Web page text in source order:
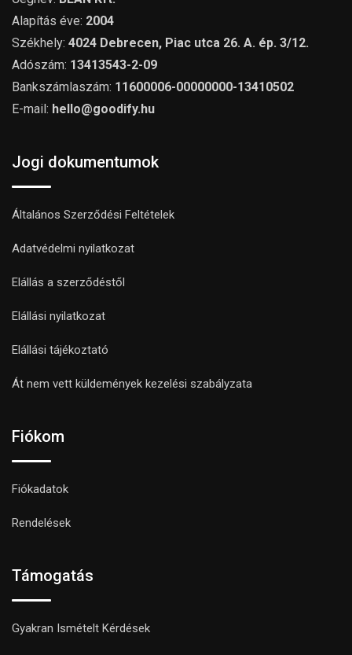
Alapítás éve: 2004
Székhely: 4024 Debrecen, Piac utca 26. A. ép. 3/12.
Adószám: 13413543-2-09
Bankszámlaszám: 11600006-00000000-13410502
E-mail: hello@goodify.hu
Jogi dokumentumok
Általános Szerződési Feltételek
Adatvédelmi nyilatkozat
Elállás a szerződéstől
Elállási nyilatkozat
Elállási tájékoztató
Át nem vett küldemények kezelési szabályzata
Fiókom
Fiókadatok
Rendelések
Támogatás
Gyakran Ismételt Kérdések